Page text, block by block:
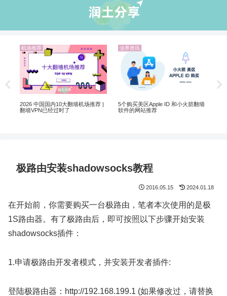
业界资讯
5个购买美区Apple ID 和小火箭翻墙
软件的网站推荐
业界资讯
翻墙选 VPN 还是机场？
极路由安装shadowsocks教程
2016.05.15 2024.01.18
在开始前，你需要购买一台极路由，笔者本次使用的是极
1S路由器。有了极路由后，即可按照以下步骤开始安装
shadowsocks插件：
1.申请极路由开发者模式，并安装开发者插件:
登陆极路由器：http://192.168.199.1 (如果修改过，请替换